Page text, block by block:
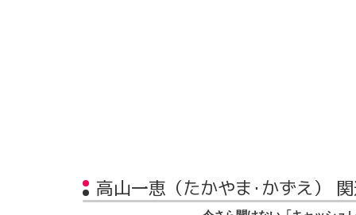
高山一恵（たかやま・かずえ）